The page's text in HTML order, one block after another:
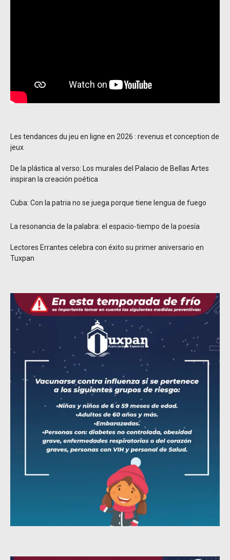
Les tendances du jeu en ligne en 2026 : revenus et conception de
jeux
De la plástica al verso: Los murales del Palacio de Bellas Artes
inspiran la creación poética
Cuba: Con la patria no se juega porque tiene lengua de fuego
La resonancia de la palabra: el espacio-tiempo de la poesía
Lectores Errantes celebra con éxito su primer aniversario en
Tuxpan